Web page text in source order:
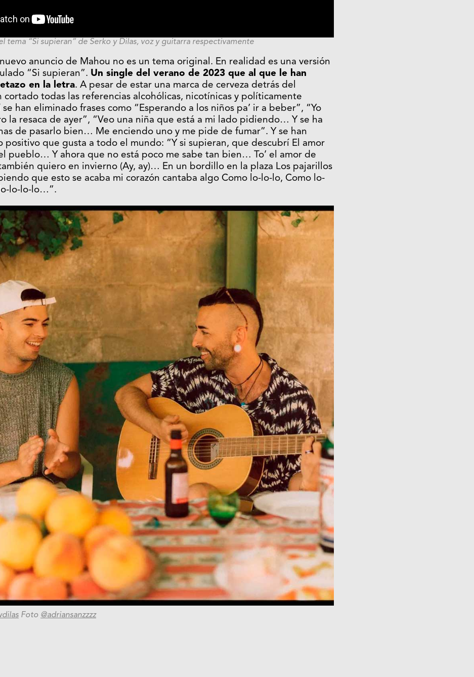
tema “Si supieran” de Serko y Dilas, voz y guitarra respectivamente
anuncio de Mahou no es un tema original. En realidad es una versión
“Si supieran”. Un single del verano de 2023 que al que le han
en la letra. A pesar de estar una marca de cerveza detrás del
cortado todas las referencias alcohólicas, nicotínicas y políticamente
han eliminado frases como “Esperando a los niños pa’ ir a beber”, “Yo
la resaca de ayer”, “Veo una niña que está a mi lado pidiendo… Y se ha
de pasarlo bien… Me enciendo uno y me pide de fumar”. Y se han
positivo que gusta a todo el mundo: “Y si supieran, que descubrí El amor
pueblo… Y ahora que no está poco me sabe tan bien… To’ el amor de
quiero en invierno (Ay, ay)… En un bordillo en la plaza Los pajarillos
que esto se acaba mi corazón cantaba algo Como lo-lo-lo, Como lo-
lo-lo-lo…”.
Foto @adriansanzzzz